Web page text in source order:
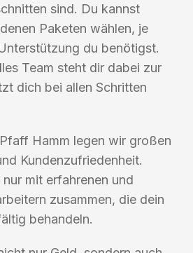
sind. Du kannst
Paketen wählen, je
du benötigst.
Team steht dir dabei zur
dich bei allen Schritten
Hamm legen wir großen
Kundenzufriedenheit.
mit erfahrenen und
zusammen, die dein
behandeln.